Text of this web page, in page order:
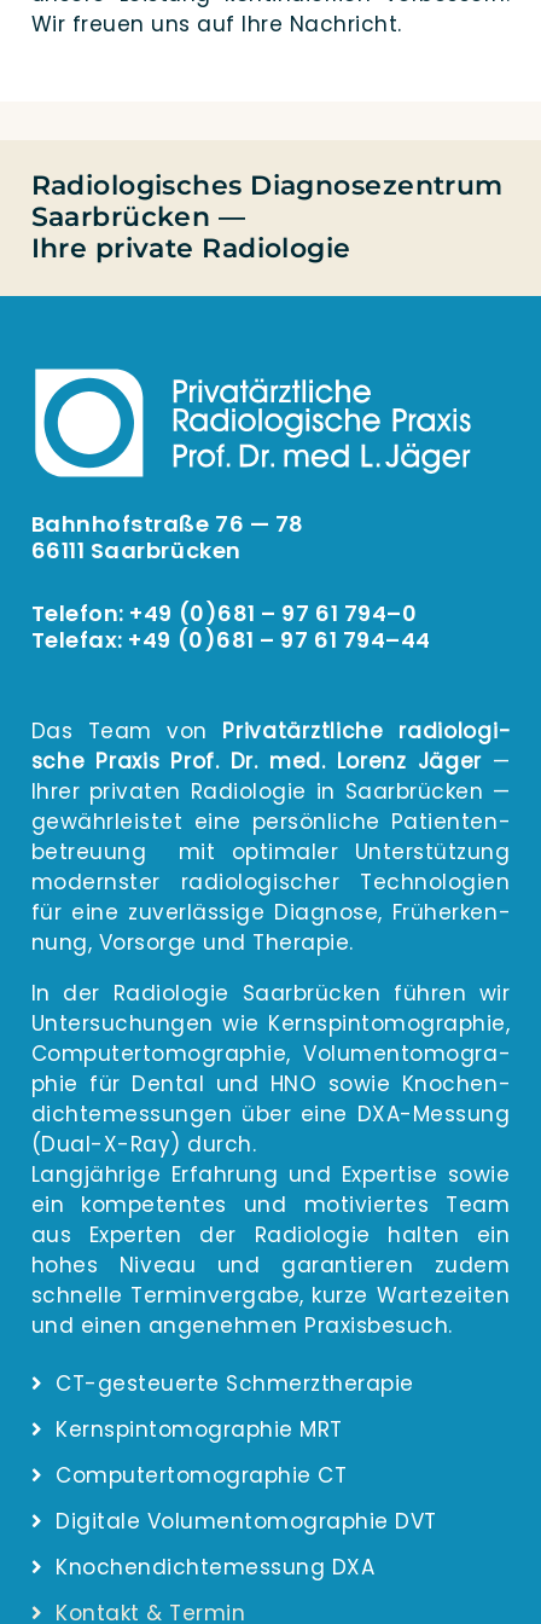
Wir freu­en uns auf Ihre Nachricht.
Radiologisches Diagnosezentrum
Saarbrücken —
Ihre private Radiologie
Bahnhofstraße 76 — 78
66111 Saarbrücken
Telefon: +49 (0)681 – 97 61 794–0
Telefax: +49 (0)681 – 97 61 794–44
Das Team von Pri­vat­ärzt­li­che radio­lo­gi­
sche Pra­xis Prof. Dr. med. Lorenz Jäger —
Ihrer pri­va­ten Radio­lo­gie in Saar­brü­cken —
gewähr­leis­tet eine per­sön­li­che Pati­en­ten­
be­treu­ung mit opti­ma­ler Unter­stüt­zung
moderns­ter radio­lo­gi­scher Tech­no­lo­gien
für eine zuver­läs­si­ge Dia­gno­se, Früh­erken­
nung, Vor­sor­ge und Therapie.
In der Radio­lo­gie Saar­brü­cken füh­ren wir
Unter­su­chun­gen wie Kern­spin­to­mo­gra­phie,
Com­pu­ter­to­mo­gra­phie, Volu­men­to­mo­gra­
phie für Den­tal und HNO sowie Kno­chen­
dich­te­mes­sun­gen über eine DXA-Mes­sung
(Dual-X-Ray) durch.
Lang­jäh­ri­ge Erfah­rung und Exper­ti­se sowie
ein kom­pe­ten­tes und moti­vier­tes Team
aus Exper­ten der Radio­lo­gie hal­ten ein
hohes Niveau und garan­tie­ren zudem
schnel­le Ter­min­ver­ga­be, kur­ze War­te­zei­ten
und einen ange­neh­men Praxisbesuch.
CT-gesteuerte Schmerztherapie
Kernspintomographie MRT
Computertomographie CT
Digitale Volumentomographie DVT
Knochendichtemessung DXA
Kontakt & Termin